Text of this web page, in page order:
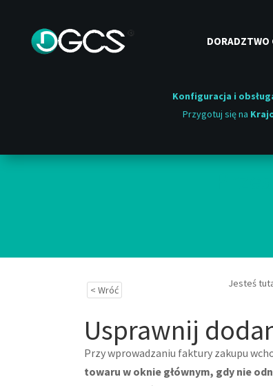
DORADZTWO
Konfiguracja i
Przygotuj się na
< Wróć
Jesteś
Usprawnij
Przy wprowadzaniu faktury zakupu
towaru w oknie głównym, gdy nie